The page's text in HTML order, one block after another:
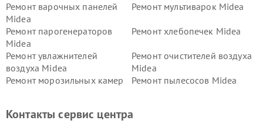
Ремонт варочных панелей
Midea
Ремонт мультиварок Midea
Ремонт парогенераторов
Midea
Ремонт хлебопечек Midea
Ремонт увлажнителей
воздуха Midea
Ремонт очистителей воздуха
Midea
Ремонт морозильных камер
Ремонт пылесосов Midea
пылесосов Midea
Контакты сервис центра